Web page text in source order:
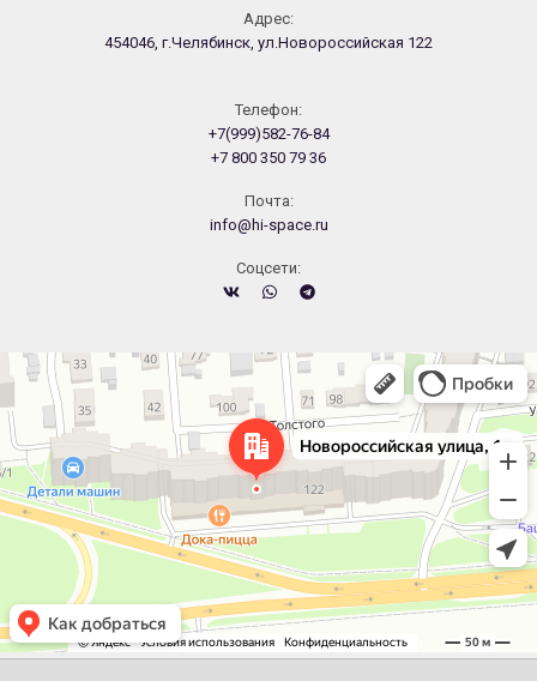
Адрес:
454046, г.Челябинск, ул.Новороссийская 122
Телефон:
+7(999)582-76-84
+7 800 350 79 36
Почта:
info@hi-space.ru
Cоцсети:
Челябинск
Новороссийская улица, 122 — Яндекс.Карты